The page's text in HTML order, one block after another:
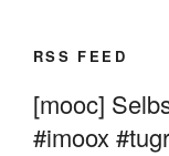
RSS FEED
[mooc]
#imoox